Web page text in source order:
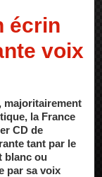
écrin
voix
majoritairement
la France
CD de
tant par le
blanc ou
par sa voix